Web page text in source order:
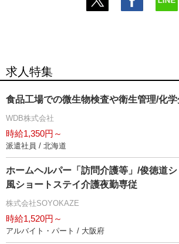
求人特集
食品工場での微生物検査や衛生管理/化
WDB株式会社
時給1,350円～
派遣社員 / 北海道
ホームヘルパー「訪問介護等」/俊徳道
風ショートステイ介護夜勤専従
株式会社SOYOKAZE
時給1,520円～
アルバイト・パート / 大阪府